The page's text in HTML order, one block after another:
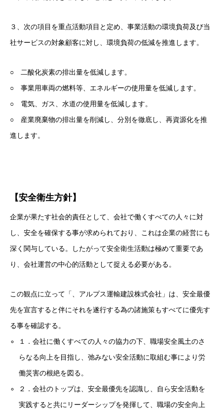
３、次の項目を重点活動項目と定め、事業活動の環境負荷及び当
社サービスの対象顧客に対し、環境負荷の低減を推進します。
○ 二酸化炭素の排出量を低減します。
○ 事業用車両の燃料等、エネルギーの使用量を低減します。
○ 電気、ガス、水道の使用量を低減します。
○ 産業廃棄物の排出量を削減し、分別を徹底し、再資源化を推
進します。
【安全衛生方針】
企業が果たす社会的責任として、会社で働くすべての人々に対
し、安全を確保する事が求められており、これは企業の経営にも
深く関与している。したがって安全衛生活動は極めて重要であ
り、会社運営の中心的活動として捉える必要がある。
この観点に立って「、アルプス運輸建設株式会社」は、安全最優
先を宣言すると伴にそれを遂行する為の諸施策もすべてに優先す
る事を確認する。
１．会社に働くすべての人々の協力の下、職場安全風土のさ
らなる向上を目指し、弛みない安全活動に取組む事により労
働災害の根絶を図る。
２．会社のトップは、安全最優先を認識し、自ら安全活動を
実践すると共にリーダーシップを発揮して、職場の安全向上